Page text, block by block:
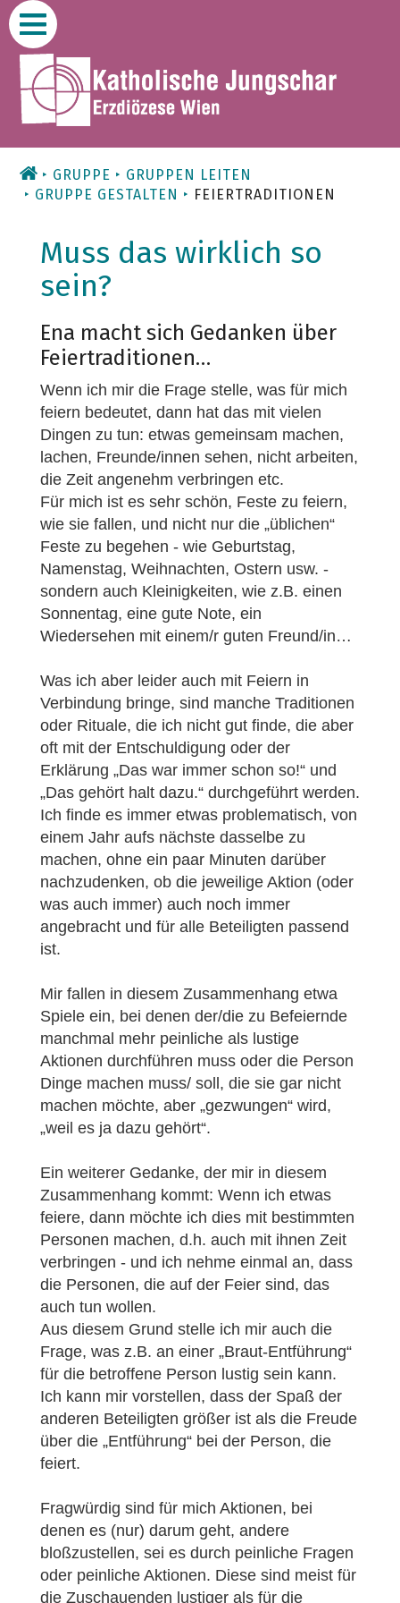
Zum
Inhalt
GRUPPE
GRUPPEN LEITEN
GRUPPE GESTALTEN
FEIERTRADITIONEN
Muss das wirklich so
sein?
Ena macht sich Gedanken über
Feiertraditionen…
Wenn ich mir die Frage stelle, was für mich
feiern bedeutet, dann hat das mit vielen
Dingen zu tun: etwas gemeinsam machen,
lachen, Freunde/innen sehen, nicht arbeiten,
die Zeit angenehm verbringen etc.
Für mich ist es sehr schön, Feste zu feiern,
wie sie fallen, und nicht nur die „üblichen“
Feste zu begehen - wie Geburtstag,
Namenstag, Weihnachten, Ostern usw. -
sondern auch Kleinigkeiten, wie z.B. einen
Sonnentag, eine gute Note, ein
Wiedersehen mit einem/r guten Freund/in…
Was ich aber leider auch mit Feiern in
Verbindung bringe, sind manche Traditionen
oder Rituale, die ich nicht gut finde, die aber
oft mit der Entschuldigung oder der
Erklärung „Das war immer schon so!“ und
„Das gehört halt dazu.“ durchgeführt werden.
Ich finde es immer etwas problematisch, von
einem Jahr aufs nächste dasselbe zu
machen, ohne ein paar Minuten darüber
nachzudenken, ob die jeweilige Aktion (oder
was auch immer) auch noch immer
angebracht und für alle Beteiligten passend
ist.
Mir fallen in diesem Zusammenhang etwa
Spiele ein, bei denen der/die zu Befeiernde
manchmal mehr peinliche als lustige
Aktionen durchführen muss oder die Person
Dinge machen muss/ soll, die sie gar nicht
machen möchte, aber „gezwungen“ wird,
„weil es ja dazu gehört“.
Ein weiterer Gedanke, der mir in diesem
Zusammenhang kommt: Wenn ich etwas
feiere, dann möchte ich dies mit bestimmten
Personen machen, d.h. auch mit ihnen Zeit
verbringen - und ich nehme einmal an, dass
die Personen, die auf der Feier sind, das
auch tun wollen.
Aus diesem Grund stelle ich mir auch die
Frage, was z.B. an einer „Braut-Entführung“
für die betroffene Person lustig sein kann.
Ich kann mir vorstellen, dass der Spaß der
anderen Beteiligten größer ist als die Freude
über die „Entführung“ bei der Person, die
feiert.
Fragwürdig sind für mich Aktionen, bei
denen es (nur) darum geht, andere
bloßzustellen, sei es durch peinliche Fragen
oder peinliche Aktionen. Diese sind meist für
die Zuschauenden lustiger als für die